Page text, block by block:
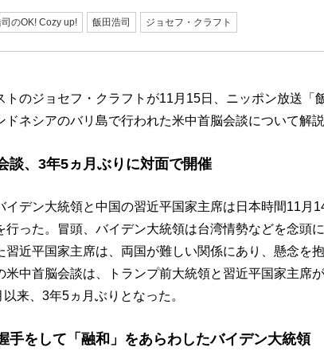
のOK! Cozy up! 飯田浩司 ジョセフ・クラフト
トのジョセフ・クラフトが11月15日、ニッポン放送「
ドネシアのバリ島で行われた米中首脳会談について解説
談、3年5ヵ月ぶりに対面で開催
イデン大統領と中国の習近平国家主席は日本時間11月
行った。冒頭、バイデン大統領は台湾情勢などを念頭
習近平国家主席は、両国が難しい関係にあり、懸念を
米中首脳会談は、トランプ前大統領と習近平国家主席
来、3年5ヵ月ぶりとなった。
手をして「融和」をあらわしたバイデン大統領